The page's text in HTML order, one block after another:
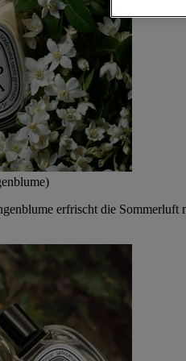
erfrischt die Sommerluft